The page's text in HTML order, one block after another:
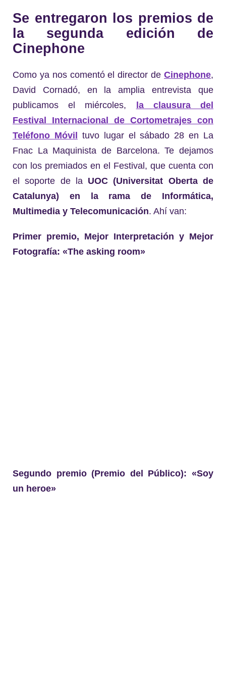
Se entregaron los premios de
la segunda edición de
Cinephone
Como ya nos comentó el director de Cinephone,
David Cornadó, en la amplia entrevista que
publicamos el miércoles, la clausura del
Festival Internacional de Cortometrajes con
Teléfono Móvil tuvo lugar el sábado 28 en La
Fnac La Maquinista de Barcelona. Te dejamos
con los premiados en el Festival, que cuenta con
el soporte de laUOC (Universitat Oberta de
Catalunya) en la rama de Informática,
Multimedia y Telecomunicación. Ahí van:
Primer premio, Mejor Interpretación y Mejor
Fotografía: «The asking room»
Segundo premio (Premio del Público): «Soy
un heroe»